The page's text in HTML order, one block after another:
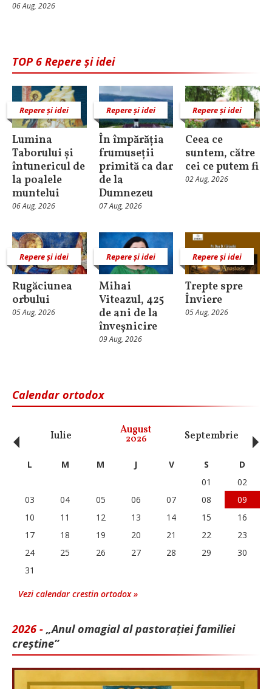
06 Aug, 2026
TOP 6 Repere și idei
Repere și idei
Lumina
Taborului și
întunericul de
la poalele
muntelui
06 Aug, 2026
Repere și idei
În împărăția
frumuseții
primită ca dar
de la
Dumnezeu
07 Aug, 2026
Repere și idei
Ceea ce
suntem, către
cei ce putem fi
02 Aug, 2026
Repere și idei
Rugăciunea
orbului
05 Aug, 2026
Repere și idei
Mihai
Viteazul, 425
de ani de la
înveșnicire
09 Aug, 2026
Repere și idei
Trepte spre
Înviere
05 Aug, 2026
Calendar ortodox
Iulie August
2026 Septembrie
‹ L M M J V S
D
01
02
03
04 05 06 07 08
09
10
11 12 13 14 15
16
17
18 19 20 21 22
23
24
25 26 27 28 29
30
31
Vezi calendar crestin ortodox »
2026 - „Anul omagial al pastorației familiei
creștine”